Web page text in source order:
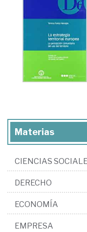
Materias
CIENCIAS
DERECHO
ECONOMÍA
EMPRESA